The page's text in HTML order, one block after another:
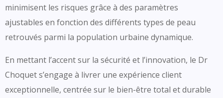
minimisent les risques grâce à des paramètres
ajustables en fonction des différents types de peau
retrouvés parmi la population urbaine dynamique.
En mettant l’accent sur la sécurité et l’innovation, le Dr
Choquet s’engage à livrer une expérience client
exceptionnelle, centrée sur le bien-être total et durable